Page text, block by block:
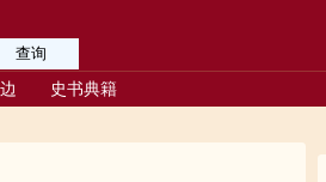
史书典籍